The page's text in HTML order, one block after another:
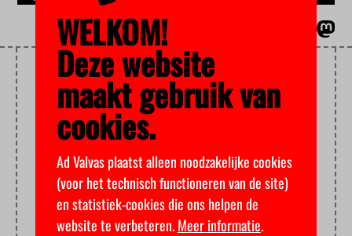
WERELDBURGERSCHAP
WELKOM!
Deze website
maakt gebruik van
cookies.
Ad Valvas plaatst alleen noodzakelijke cookies
(voor het technisch functioneren van de site)
en statistiek-cookies die ons helpen de
website te verbeteren.Meer informatie.